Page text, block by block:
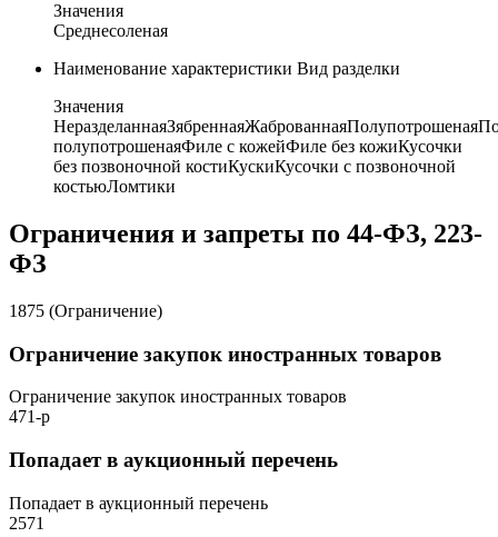
Значения
Среднесоленая
Наименование характеристики Вид разделки
Значения
НеразделаннаяЗябреннаяЖаброваннаяПолупотрошеная
полупотрошенаяФиле с кожейФиле без кожиКусочки
без позвоночной костиКускиКусочки с позвоночной
костьюЛомтики
Ограничения и запреты по 44-ФЗ, 223-
ФЗ
1875 (Ограничение)
Ограничение закупок иностранных товаров
Ограничение закупок иностранных товаров
471-р
Попадает в аукционный перечень
Попадает в аукционный перечень
2571